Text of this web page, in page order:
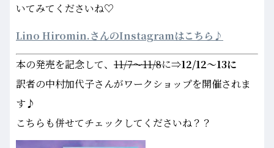
いてみてくださいね♡
Lino Hiromin.さんのInstagramはこちら♪
本の発売を記念して、 11/7～11/8に⇒12/12～13に
訳者の中村加代子さんがワークショップを開催されま
す♪
こちらも併せてチェックしてくださいね？？